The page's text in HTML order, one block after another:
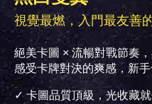
視覺最燃，入門最友善
絕美卡圖 × 流暢對戰節奏
感受卡牌對決的爽感，新
✓ 卡圖品質頂級，光收藏